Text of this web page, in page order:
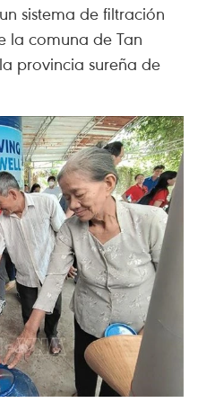
sistema de filtración
la comuna de Tan
provincia sureña de